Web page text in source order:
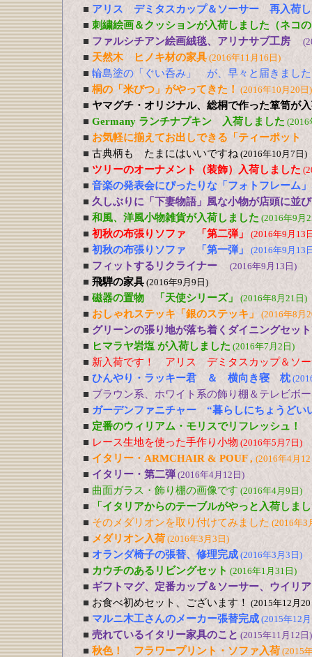
■ アリス デミタスカップ＆ソーサー 再入荷し
■ 刺繍絵画＆クッションが入荷しました（ネコ
■ ファルシチアン絵画絨毯、アリナサブ工房
■ 天然木 ヒノキ材の家具 (2016年11月16日)
■ 輪島塗の「ぐい呑み」 が、早々と届きました
■ 桐の「米びつ」がやってきた！ (2016年10月20日)
■ ヤマグチ・オリジナル、総桐で作った箪笥が
■ Germany ランチナプキン 入荷しました (2016
■ お気軽に揃えてお出しできる「ティーポッ
■ 古典柄も たまにはいいですね (2016年10月7日)
■ ツリーのオーナメント（装飾）入荷しました
■ 音楽の発表会にぴったりな「フォトフレーム
■ 久しぶりに「下妻物語」風な小物が店頭に並
■ 和風、洋風小物雑貨が入荷しました (2016年9月
■ 初秋の布張りソファ 「第二弾」 (2016年9月13
■ 初秋の布張りソファ 「第一弾」 (2016年9月13
■ フィットするリクライナー (2016年9月13日)
■ 飛騨の家具 (2016年9月9日)
■ 磁器の置物 「天使シリーズ」 (2016年8月21日)
■ おしゃれステッキ「銀のステッキ」 (2016年8月
■ グリーンの張り地が落ち着くダイニングセッ
■ ヒマラヤ岩塩 が入荷しました (2016年7月2日)
■ 新入荷です！ アリス デミタスカップ＆ソ
■ ひんやり・ラッキー君 ＆ 横向き寝 枕
■ ブラウン系、ホワイト系の飾り棚＆テレビボ
■ ガーデンファニチャー “暮らしにちょうど
■ 定番のウィリアム・モリスでリフレッシュ！
■ レース生地を使った手作り小物 (2016年5月7日)
■ イタリー・ARMCHAIR & POUF , (2016年4月
■ イタリー・第二弾 (2016年4月12日)
■ 曲面ガラス・飾り棚の画像です (2016年4月9日)
■
「イタリアからのテーブルがやっと入荷しま
■ そのメダリオンを取り付けてみました (2016年3
■ メダリオン入荷 (2016年3月3日)
■ オランダ椅子の張替、修理完成 (2016年3月3日)
■ カウチのあるリビングセット (2016年1月31日)
■ ギフトマグ、定番カップ＆ソーサー、ウイリ
■ お食べ初めセット、ございます！ (2015年12月
■ マルニ木工さんのメーカー張替完成 (2015年12
■ 売れているイタリー家具のこと (2015年11月12日)
■ 秋色！ フラワープリント・ソファ入荷 (2015